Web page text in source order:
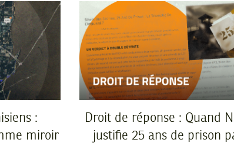
:
miroir
Droit de réponse : Quand
justifie 25 ans de prison